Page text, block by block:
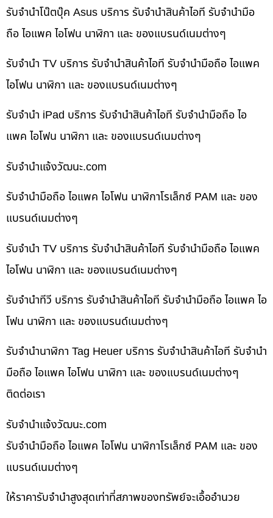
รับจำนำโน๊ตบุ๊ค Asus บริการ รับจำนำสินค้าไอที รับจำนำมือ
ถือ ไอแพค ไอโฟน นาฬิกา และ ของแบรนด์เนมต่างๆ
รับจำนำ TV บริการ รับจำนำสินค้าไอที รับจำนำมือถือ ไอแพค
ไอโฟน นาฬิกา และ ของแบรนด์เนมต่างๆ
รับจำนำ iPad บริการ รับจำนำสินค้าไอที รับจำนำมือถือ ไอ
แพค ไอโฟน นาฬิกา และ ของแบรนด์เนมต่างๆ
รับจํานําแจ้งวัฒนะ.com
รับจำนำมือถือ ไอแพค ไอโฟน นาฬิกาโรเล็กซ์ PAM และ ของ
แบรนด์เนมต่างๆ
รับจำนำ TV บริการ รับจำนำสินค้าไอที รับจำนำมือถือ ไอแพค
ไอโฟน นาฬิกา และ ของแบรนด์เนมต่างๆ
รับจำนำทีวี บริการ รับจำนำสินค้าไอที รับจำนำมือถือ ไอแพค ไอ
โฟน นาฬิกา และ ของแบรนด์เนมต่างๆ
รับจำนำนาฬิกา Tag Heuer บริการ รับจำนำสินค้าไอที รับจำนำ
มือถือ ไอแพค ไอโฟน นาฬิกา และ ของแบรนด์เนมต่างๆ
ติดต่อเรา
รับจํานําแจ้งวัฒนะ.com
รับจำนำมือถือ ไอแพค ไอโฟน นาฬิกาโรเล็กซ์ PAM และ ของ
แบรนด์เนมต่างๆ
ให้ราคารับจำนำสูงสุดเท่าที่สภาพของทรัพย์จะเอื้ออำนวย